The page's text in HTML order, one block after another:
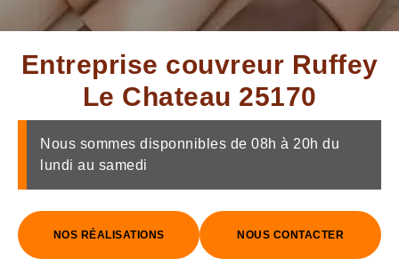
Entreprise couvreur Ruffey
Le Chateau 25170
Nous sommes disponnibles de 08h à 20h du
lundi au samedi
NOS RÉALISATIONS NOUS CONTACTER